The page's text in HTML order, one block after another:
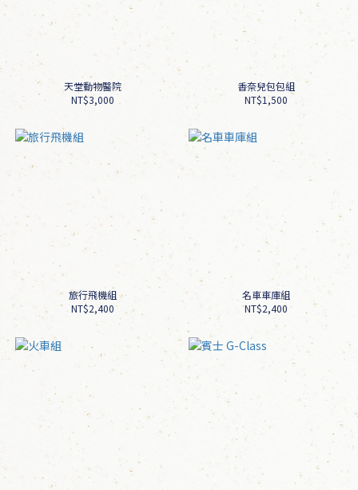
天堂動物醫院
NT$3,000
香奈兒包包組
NT$1,500
旅行飛機組
NT$2,400
名車車庫組
NT$2,400